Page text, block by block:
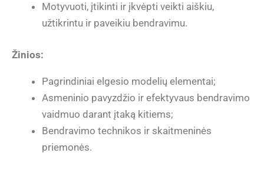
Motyvuoti, įtikinti ir įkvėpti veikti aiškiu,
užtikrintu ir paveikiu bendravimu.
Žinios:
Pagrindiniai elgesio modelių elementai;
Asmeninio pavyzdžio ir efektyvaus bendravimo
vaidmuo darant įtaką kitiems;
Bendravimo technikos ir skaitmeninės
priemonės.